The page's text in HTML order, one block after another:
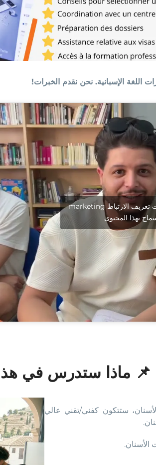
اللغة الإسبانية. نحن نقدم الخبرات!
انقر لقبول ملفات تعريف الارتباط marketing
بهذا المحتوى
📌 ماذا ستدرس في
ستتكون كفني/تقني عالي
الأسنان.